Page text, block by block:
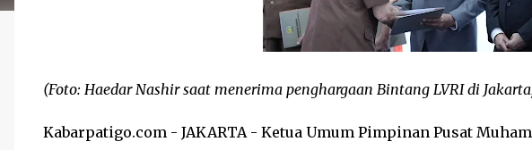
(Foto: Haedar Nashir saat menerima penghargaan Bintang LVRI di
Kabarpatigo.com - JAKARTA - Ketua Umum Pimpinan Pusat